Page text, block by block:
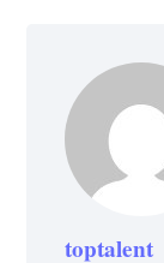
toptalent